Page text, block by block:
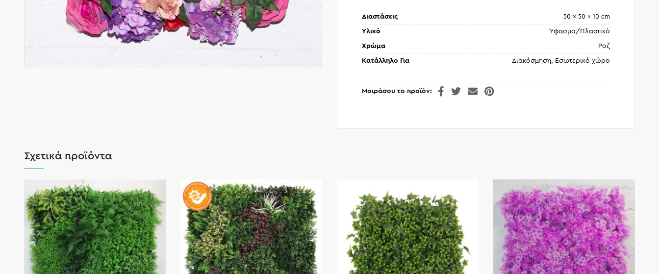
Διαστάσεις 50 × 50 × 10 cm
Υλικό Ύφασμα/Πλαστικό
Χρώμα Ροζ
Κατάλληλο Για Διακόσμηση, Εσωτερικό χώρο
Μοιράσου το προϊόν
Σχετικά προϊόντα